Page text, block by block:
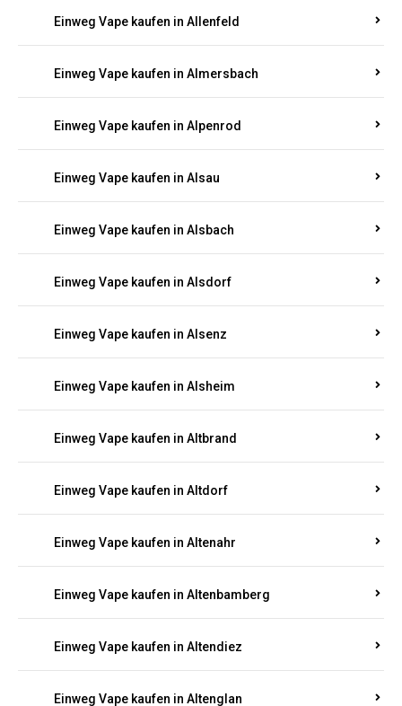
Einweg Vape kaufen in Allenfeld
Einweg Vape kaufen in Almersbach
Einweg Vape kaufen in Alpenrod
Einweg Vape kaufen in Alsau
Einweg Vape kaufen in Alsbach
Einweg Vape kaufen in Alsdorf
Einweg Vape kaufen in Alsenz
Einweg Vape kaufen in Alsheim
Einweg Vape kaufen in Altbrand
Einweg Vape kaufen in Altdorf
Einweg Vape kaufen in Altenahr
Einweg Vape kaufen in Altenbamberg
Einweg Vape kaufen in Altendiez
Einweg Vape kaufen in Altenglan